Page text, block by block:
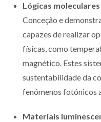
Lógicas
Conceção e
capazes de realizar
físicas, como
magnético. Estes
sustentabilidade da
fenómenos fotónicos
Materiais